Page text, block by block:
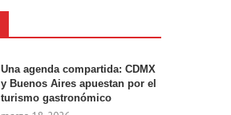
Una agenda compartida: CDMX
y Buenos Aires apuestan por el
turismo gastronómico